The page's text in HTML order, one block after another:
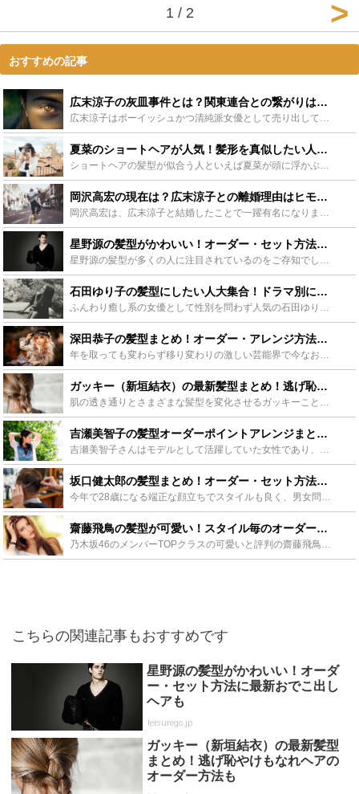
1 / 2
おすすめの記事
広末涼子の灰皿事件とは？関東連合との繋がりは？黒い噂の真相と現在に迫る - Leisurego(レジャーゴー)
広末涼子はボーイッシュかつ清純派女優として売り出していましたが、いわゆる灰皿事件が起きた時期から奇行や黒い噂が目立つようになりました。この記事では、広末涼子の灰皿事件の概要や噂の真相に迫ります。また...
夏菜のショートヘアが人気！髪形を真似したい人へオーダー法などを紹介 - Leisurego(レジャーゴー)
ショートヘアの髪型が似合う人といえば夏菜が頭に浮かぶ人も多いのでは？この夏に向けても夏菜のショートヘアを真似したい女子が急増中！オーダーのコツからショートの髪型の手入れの仕方まで、存分にご紹介します...
岡沢高宏の現在は？広末涼子との離婚理由はヒモだったから！？ - Leisurego(レジャーゴー)
岡沢高宏は、広末涼子と結婚したことで一躍有名になりました。そんな岡沢高宏のプロフィール・経歴や離婚に至った訳、またその後の長澤まさみとの恋愛などについてまとめました。また、黒い噂のある関東連合との関...
星野源の髪型がかわいい！オーダー・セット方法に最新おでこ出しヘアも - Leisurego(レジャーゴー)
星野源の髪型が多くの人に注目されているのをご存知でしょうか？普段からおしゃれでかわいい印象の彼ですが、ドラマなどで見せるかっこいい姿は視聴者を虜に…。そんな星野源の髪型を取り入れる為のポイントや、2...
石田ゆり子の髪型にしたい人大集合！ドラマ別にヘアスタイルを大解剖！ - Leisurego(レジャーゴー)
ふんわり癒し系の女優として性別を問わず人気の石田ゆり子さん。年齢を感じさせず、いつまでもかわいい少女のような彼女は女性にとってあこがれの存在です。ナチュラルな石田ゆり子風の髪型になりたいと思っている...
深田恭子の髪型まとめ！オーダー・アレンジ方法は？ルパンの娘も大解剖！ - Leisurego(レジャーゴー)
年を取っても変わらず移り変わりの激しい芸能界で今なお活躍し続けるかわいい深田恭子ですが髪型もとても似合っていて真似する女子は非常に多いです。今回は髪型の紹介とヘアスタイルのやり方など憧れの深田恭子に...
ガッキー（新垣結衣）の最新髪型まとめ！逃げ恥やけもなれヘアのオーダー方法も - Leisurego(レジャーゴー)
肌の透き通りとさまざまな髪型を変化させるガッキーこと新垣結衣ですが、彼女はいくら歳をとっても変わらない、そして美しい素肌を見せてくれます。そんななんか女優であるガッキーの、テレビの役ごとに違う髪型を...
吉瀬美智子の髪型オーダーポイントアレンジまとめ！失敗しない方法とは？ - Leisurego(レジャーゴー)
吉瀬美智子さんはモデルとして活躍していた女性であり、今では女優や声優と幅広く活躍するタレントです。元モデルとしての美容センスを生かした髪型のアレンジの数々には目を見張ります。吉瀬美智子から学ぶ黒髪ア...
坂口健太郎の髪型まとめ！オーダー・セット方法にタラレバの金髪に最新ヘアも - Leisurego(レジャーゴー)
今年で28歳になる端正な顔立ちでスタイルも良く、男女問わず支持されているモデル・俳優の坂口健太郎。役者として出演する作品によって髪型を変え、その都度SNS上で話題となっています。オシャレで今どきの坂...
齋藤飛鳥の髪型が可愛い！スタイル毎のオーダー方法やセット方法を紹介 - Leisurego(レジャーゴー)
乃木坂46のメンバーTOPクラスの可愛いと評判の齋藤飛鳥さんですが、新シングルごとの髪型が可愛いと評判になっています。この記事では齋藤飛鳥さんの可愛い髪型についてオーダー方法やセットのコツについて画...
こちらの関連記事もおすすめです
星野源の髪型がかわいい！オーダ
ー・セット方法に最新おでこ出し
ヘアも
leisurego.jp
ガッキー（新垣結衣）の最新髪型
まとめ！逃げ恥やけもなれヘアの
オーダー方法も